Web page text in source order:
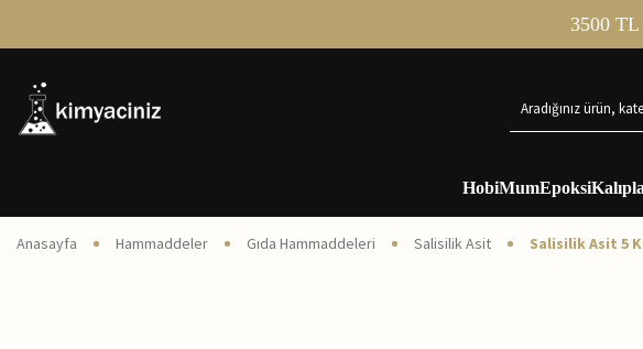
3500
HobiMumEpoksi
Anasayfa Hammaddeler Gıda Hammaddeleri Salisilik Asit Salisilik Asit 5